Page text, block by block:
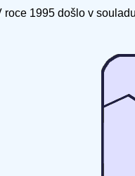
roce 1995 došlo v